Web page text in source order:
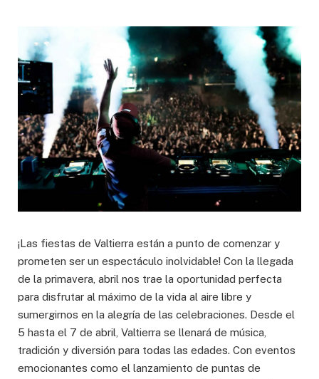
¡Las fiestas de Valtierra están a punto de comenzar y
prometen ser un espectáculo inolvidable! Con la llegada
de la primavera, abril nos trae la oportunidad perfecta
para disfrutar al máximo de la vida al aire libre y
sumergirnos en la alegría de las celebraciones. Desde el
5 hasta el 7 de abril, Valtierra se llenará de música,
tradición y diversión para todas las edades. Con eventos
emocionantes como el lanzamiento de puntas de